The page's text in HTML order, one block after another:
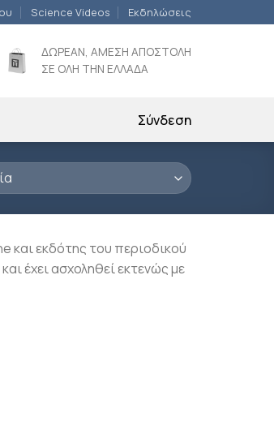
Science Videos Εκδηλώσεις
ΔΩΡΕΑΝ, ΑΜΕΣΗ ΑΠΟΣΤΟΛΗ
ΣΕ ΟΛΗ ΤΗΝ ΕΛΛΑΔΑ
Σύνδεση
και εκδότης του περιοδικού
έχει ασχοληθεί εκτενώς με